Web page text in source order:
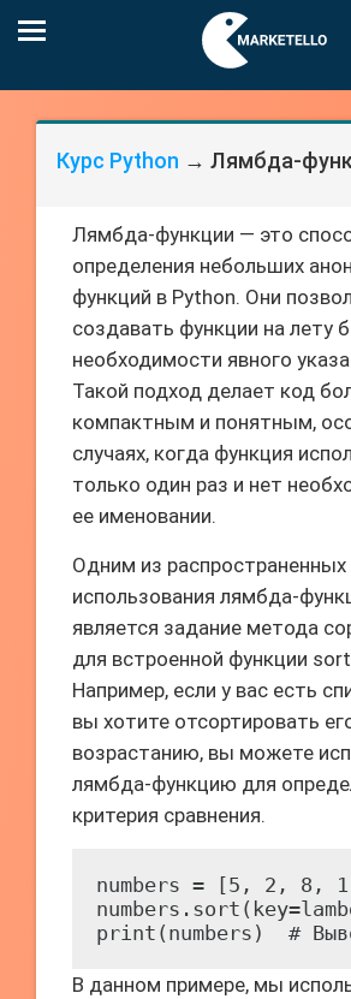
Курс Python → Лямбда-
Лямбда-функции — это
определения небольших
функций в Python. Они
создавать функции на лету
необходимости явного
Такой подход делает код
компактным и понятным,
случаях, когда функция
только один раз и нет
ее именовании.
Одним из распространенных
использования лямбда-
является задание метода
для встроенной функции
Например, если у вас есть
вы хотите отсортировать
возрастанию, вы можете
лямбда-функцию для
критерия сравнения.
numbers = [5, 2, 8,
print(numbers)  #
В данном примере, мы